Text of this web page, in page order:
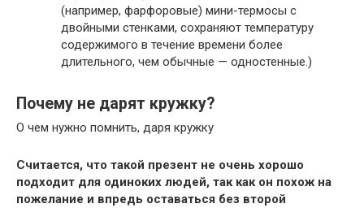
(например, фарфоровые) мини-термосы с
двойными стенками, сохраняют температуру
содержимого в течение времени более
длительного, чем обычные — одностенные.)
Почему не дарят кружку?
О чем нужно помнить, даря кружку
Считается, что такой презент не очень хорошо
подходит для одиноких людей, так как он похож на
пожелание и впредь оставаться без второй